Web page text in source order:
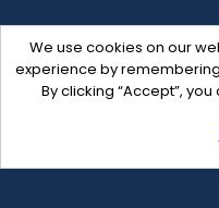
We use cookies on our
experience by
By clicking “Accept”,